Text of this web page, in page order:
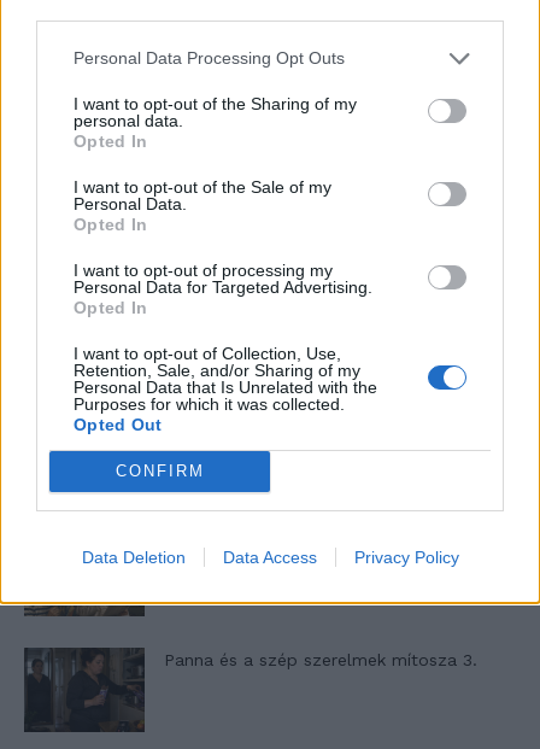
Personal Data Processing Opt Outs
I want to opt-out of the Sharing of my
personal data.
Opted In
I want to opt-out of the Sale of my
Personal Data.
Opted In
I want to opt-out of processing my
Personal Data for Targeted Advertising.
Opted In
I want to opt-out of Collection, Use,
Retention, Sale, and/or Sharing of my
Personal Data that Is Unrelated with the
Purposes for which it was collected.
Opted Out
CONFIRM
Data Deletion Data Access Privacy Policy
gyűjteménye
Elyna Robbs: Adéle és az örökölt árnyak
Nyár, nevetés, anekdoták
Panna és a szép szerelmek mítosza 3.